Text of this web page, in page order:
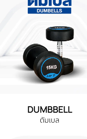
DUMBBELL
ดัมเบล